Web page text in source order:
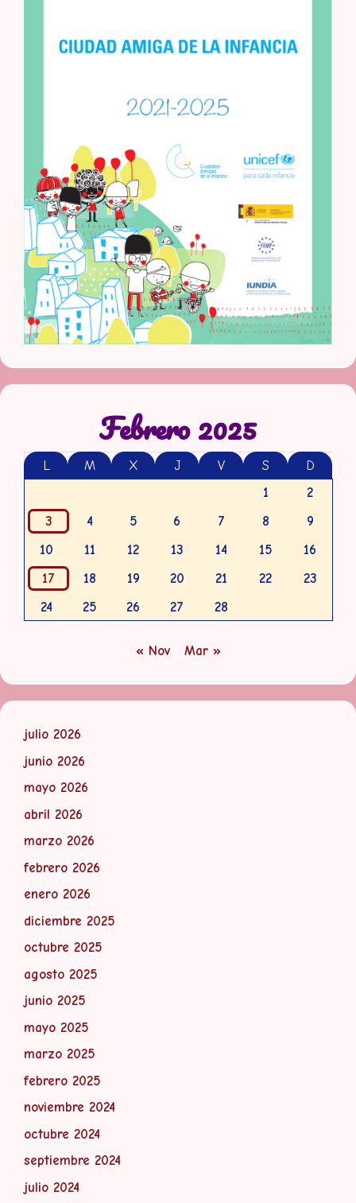
Febrero 2025
L M X J V S
D
1
2
3
4 5 6 7 8
9
10
11 12 13 14 15
16
17
18 19 20 21 22
23
24
25 26 27 28
« Nov Mar »
julio 2026
junio 2026
mayo 2026
abril 2026
marzo 2026
febrero 2026
enero 2026
diciembre 2025
octubre 2025
agosto 2025
junio 2025
mayo 2025
marzo 2025
febrero 2025
noviembre 2024
octubre 2024
septiembre 2024
julio 2024